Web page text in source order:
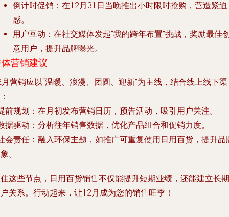
倒计时促销：在12月31日当晚推出小时限时抢购，营造紧迫
感。
用户互动：在社交媒体发起“我的跨年布置”挑战，奖励最佳
意用户，提升品牌曝光。
营销建议
营销应以“温暖、浪漫、团圆、迎新”为主线，结合线上线下渠
前规划：在月初发布营销日历，预告活动，吸引用户关注。
据驱动：分析往年销售数据，优化产品组合和促销力度。
会责任：融入环保主题，如推广可重复使用日用百货，提升品
。
这些节点，日用百货销售不仅能提升短期业绩，还能建立长期
关系。行动起来，让12月成为您的销售旺季！